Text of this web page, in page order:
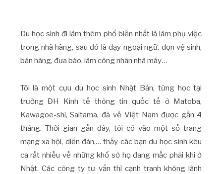
Du học sinh đi làm thêm phổ biến nhất là làm phụ việc
trong nhà hàng, sau đó là dạy ngoại ngữ, dọn vệ sinh,
bán hàng, đưa báo, làm công nhân nhà máy…
Tôi là một cựu du học sinh Nhật Bản, từng học tại
trường ĐH Kinh tế thông tin quốc tế ở Matoba,
Kawagoe-shi, Saitama, đã về Việt Nam được gần 4
tháng. Thời gian gần đây, tôi có vào một số trang
mạng xã hội, diễn đàn,… thấy các bạn du học sinh kêu
ca rất nhiều về những khổ sở họ đang mắc phải khi ở
Nhật. Các công ty tư vấn thì cạnh tranh không lành